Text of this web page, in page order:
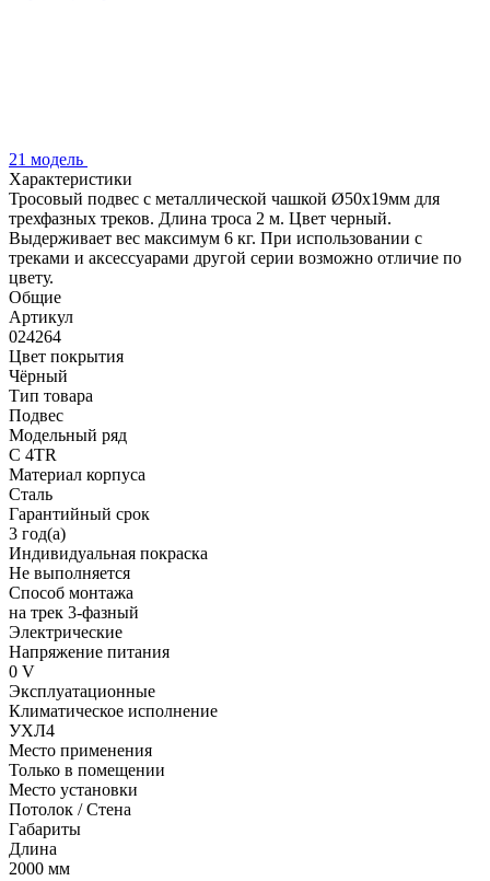
21 модель
Характеристики
Тросовый подвес с металлической чашкой Ø50x19мм для
трехфазных треков. Длина троса 2 м. Цвет черный.
Выдерживает вес максимум 6 кг. При использовании с
треками и аксессуарами другой серии возможно отличие по
цвету.
Общие
Артикул
024264
Цвет покрытия
Чёрный
Тип товара
Подвес
Модельный ряд
C 4TR
Материал корпуса
Сталь
Гарантийный срок
3 год(а)
Индивидуальная покраска
Не выполняется
Способ монтажа
на трек 3-фазный
Электрические
Напряжение питания
0 V
Эксплуатационные
Климатическое исполнение
УХЛ4
Место применения
Только в помещении
Место установки
Потолок / Cтена
Габариты
Длина
2000 мм